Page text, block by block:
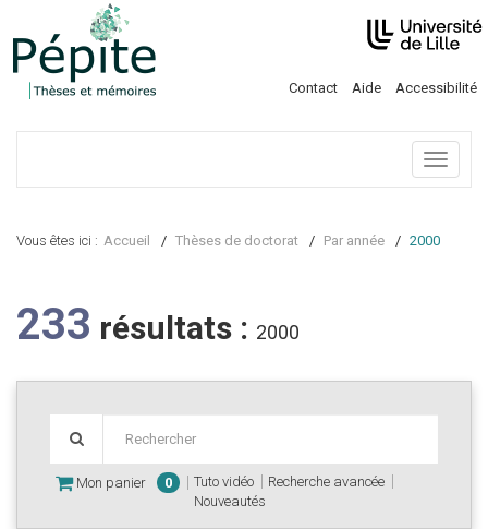
Contact Aide Accessibilité
Menu
Vous êtes ici : Accueil Thèses de doctorat Par année 2000
233 résultats : 2000
Mon panier 0 Tuto vidéo
Recherche avancée
Nouveautés